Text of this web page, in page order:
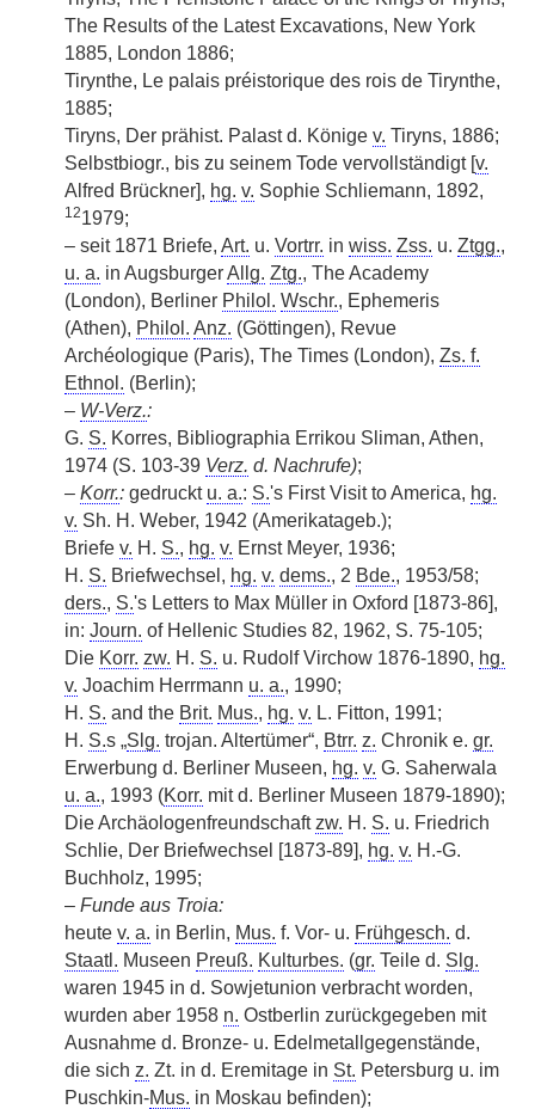
The Results of the Latest Excavations, New York
1885, London 1886;
Tirynthe, Le palais préistorique des rois de Tirynthe,
1885;
Tiryns, Der prähist. Palast d. Könige v. Tiryns, 1886;
Selbstbiogr., bis zu seinem Tode vervollständigt [v.
Alfred Brückner], hg. v. Sophie Schliemann, 1892,
121979;
– seit 1871 Briefe, Art. u. Vortrr. in wiss. Zss. u. Ztgg.,
u. a. in AugsburgerAllg. Ztg., The Academy
(London), Berliner Philol. Wschr., Ephemeris
(Athen), Philol. Anz. (Göttingen), Revue
Archéologique (Paris), The Times (London), Zs. f.
Ethnol. (Berlin);
– W-Verz.:
G. S. Korres, Bibliographia Errikou Sliman, Athen,
1974 (S. 103-39 Verz. d. Nachrufe);
– Korr.: gedruckt u. a.: S.'s First Visit to America, hg.
v. Sh. H. Weber, 1942 (Amerikatageb.);
Briefe v. H. S., hg. v. Ernst Meyer, 1936;
H. S. Briefwechsel, hg. v. dems., 2 Bde., 1953/58;
ders., S.'s Letters to Max Müller in Oxford [1873-86],
in: Journ. of Hellenic Studies 82, 1962, S. 75-105;
Die Korr. zw. H. S. u. Rudolf Virchow 1876-1890, hg.
v. Joachim Herrmann u. a., 1990;
H. S. and the Brit. Mus., hg. v. L. Fitton, 1991;
H. S.s „Slg. trojan. Altertümer“, Btrr. z. Chronik e. gr.
Erwerbung d. Berliner Museen, hg. v. G. Saherwala
u. a., 1993 (Korr. mit d. Berliner Museen 1879-1890);
Die Archäologenfreundschaft zw. H. S. u. Friedrich
Schlie, Der Briefwechsel [1873-89], hg. v. H.-G.
Buchholz, 1995;
– Funde aus Troia:
heute v. a. in Berlin, Mus. f. Vor- u. Frühgesch. d.
Staatl. Museen Preuß. Kulturbes. (gr. Teile d. Slg.
waren 1945 in d. Sowjetunion verbracht worden,
wurden aber 1958 n. Ostberlin zurückgegeben mit
Ausnahme d. Bronze- u. Edelmetallgegenstände,
die sich z. Zt. in d. Eremitage in St. Petersburg u. im
Puschkin-Mus. in Moskau befinden);